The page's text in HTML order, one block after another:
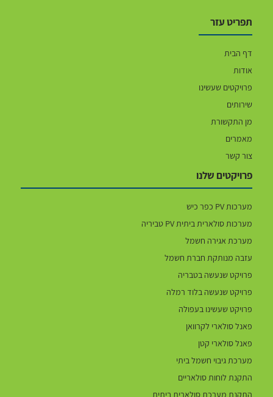
תפריט עזר
דף הבית
אודות
פרויקטים שעשינו
שירותים
מן התקשורת
מאמרים
צור קשר
פרויקטים שלנו
מערכות PV כפר כיש
מערכות סולארית ביתית PV טביריה
מערכת אגירה חשמל
עזבה מנותקת חברת חשמל
פרויקט שנעשה בטבריה
פרויקט שנעשה בלוד רמלה
פרויקט שעשינו בעפולה
פאנל סולארי לקרוואן
פאנל סולארי קטן
מערכת גיבוי חשמל ביתי
התקנת לוחות סולאריים
התקנת מערכת סולארית ביתית